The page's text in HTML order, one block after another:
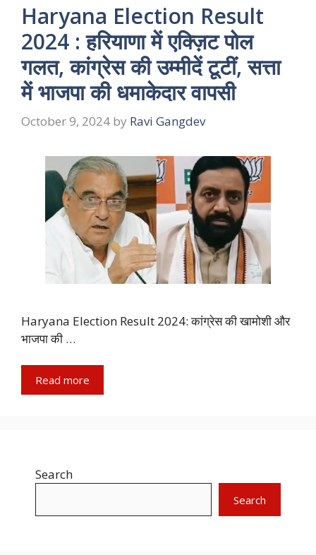
Haryana Election Result
2024 : हरियाणा में एक्ज़िट पोल
गलत, कांग्रेस की उम्मीदें टूटीं, सत्ता
में भाजपा की धमाकेदार वापसी
October 9, 2024 by Ravi Gangdev
Haryana Election Result 2024: कांग्रेस की खामोशी और
भाजपा की …
Read more
Search
Search